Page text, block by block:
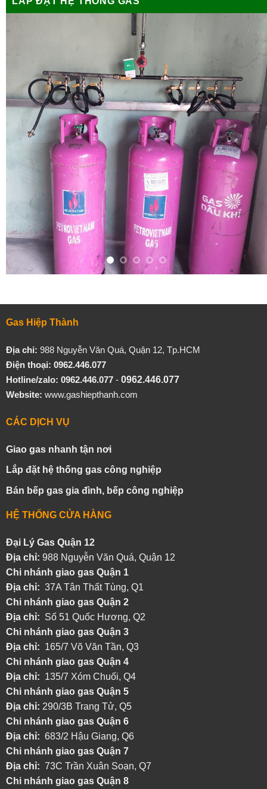
Gas Hiệp Thành
Địa chỉ: 988 Nguyễn Văn Quá, Quận 12, Tp.HCM
Điện thoại: 0962.446.077
Hotline/zalo: 0962.446.077- 0962.446.077
Website: www.gashiepthanh.com
CÁC DỊCH VỤ
Giao gas nhanh tận nơi
Lắp đặt hệ thống gas công nghiệp
Bán bếp gas gia đình, bếp công nghiệp
HỆ THỐNG CỬA HÀNG
Đại Lý Gas Quận 12
Địa chỉ: 988 Nguyễn Văn Quá, Quận 12
Chi nhánh giao gas Quận 1
Địa chỉ: 37A Tân Thất Tùng, Q1
Chi nhánh giao gas Quận 2
Địa chỉ: Số 51 Quốc Hương, Q2
Chi nhánh giao gas Quận 3
Địa chỉ: 165/7 Võ Văn Tần, Q3
Chi nhánh giao gas Quận 4
Địa chỉ: 135/7 Xóm Chuối, Q4
Chi nhánh giao gas Quận 5
Địa chỉ: 290/3B Trang Tử, Q5
Chi nhánh giao gas Quận 6
Địa chỉ: 683/2 Hậu Giang, Q6
Chi nhánh giao gas Quận 7
Địa chỉ: 73C Trần Xuân Soạn, Q7
Chi nhánh giao gas Quận 8